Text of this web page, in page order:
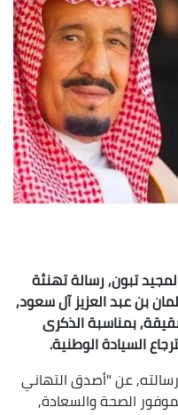
تبون, رسالة تهنئة
بن عبد العزيز آل سعود,
بمناسبة الذكرى
السيادة الوطنية.
عن "أصدق التهاني
الصحة والسعادة,